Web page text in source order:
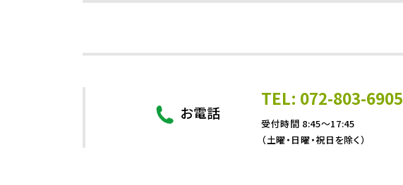
お電話
TEL: 072-803-6905
受付時間 8:45～17:45
（土曜・日曜・祝日を除く）